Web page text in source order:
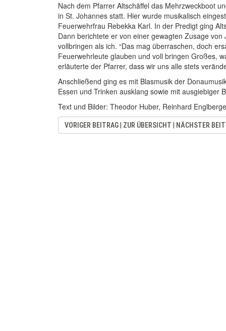
Nach dem Pfarrer Altschäffel das Mehrzweckboot
in St. Johannes statt. Hier wurde musikalisch
Feuerwehrfrau Rebekka Karl. In der Predigt ging
Dann berichtete er von einer gewagten Zusage
vollbringen als ich. “Das mag überraschen, doch
Feuerwehrleute glauben und voll bringen Großes,
erläuterte der Pfarrer, dass wir uns alle stets
Anschließend ging es mit Blasmusik der
Essen und Trinken ausklang sowie mit ausgiebiger
Text und Bilder: Theodor Huber, Reinhard
VORIGER BEITRAG ZUR ÜBERSICHT NÄCHSTER